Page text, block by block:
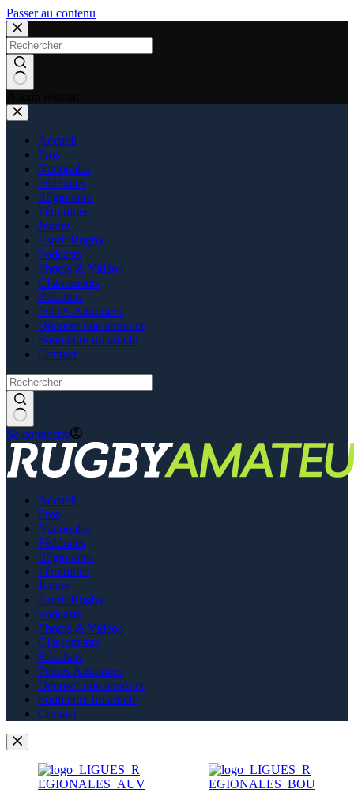
Passer au contenu
Accueil
Pros
Nationales
Fédérales
Régionales
Féminines
Jeunes
Esprit Rugby
Podcasts
Photos & Vidéos
Classements
Résultats
Petites Annonces
Déposer une annonce
Soumettre un article
Contact
Se connecter
Accueil
Pros
Nationales
Fédérales
Régionales
Féminines
Jeunes
Esprit Rugby
Podcasts
Photos & Vidéos
Classements
Résultats
Petites Annonces
Déposer une annonce
Soumettre un article
Contact